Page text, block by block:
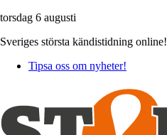
torsdag 6 augusti
Sveriges största kändistidning online!
Tipsa oss om nyheter!